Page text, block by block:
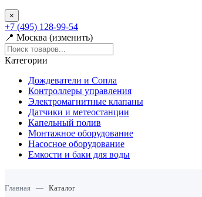
×
+7 (495) 128-99-54
📍 Москва (изменить)
Категории
Дождеватели и Сопла
Контроллеры управления
Электромагнитные клапаны
Датчики и метеостанции
Капельный полив
Монтажное оборудование
Насосное оборудование
Емкости и баки для воды
Главная — Каталог